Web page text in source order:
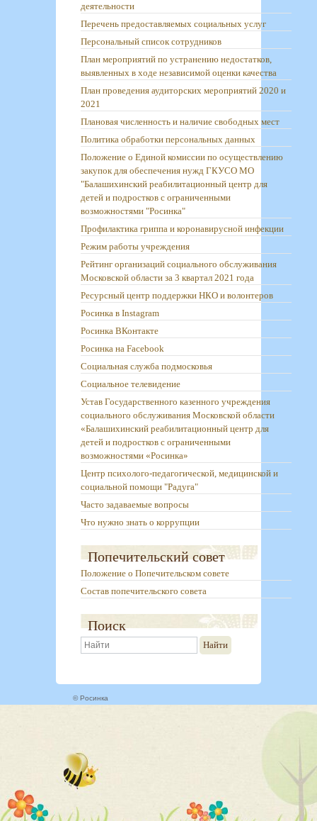
деятельности
Перечень предоставляемых социальных услуг
Персональный список сотрудников
План мероприятий по устранению недостатков,
выявленных в ходе независимой оценки качества
План проведения аудиторских мероприятий 2020 и
2021
Плановая численность и наличие свободных мест
Политика обработки персональных данных
Положение о Единой комиссии по осуществлению
закупок для обеспечения нужд ГКУСО МО
"Балашихинский реабилитационный центр для
детей и подростков с ограниченными
возможностями "Росинка"
Профилактика гриппа и коронавирусной инфекции
Режим работы учреждения
Рейтинг организаций социального обслуживания
Московской области за 3 квартал 2021 года
Ресурсный центр поддержки НКО и волонтеров
Росинка в Instagram
Росинка ВКонтакте
Росинка на Facebook
Социальная служба подмосковья
Социальное телевидение
Устав Государственного казенного учреждения
социального обслуживания Московской области
«Балашихинский реабилитационный центр для
детей и подростков с ограниченными
возможностями «Росинка»
Центр психолого-педагогической, медицинской и
социальной помощи "Радуга"
Часто задаваемые вопросы
Что нужно знать о коррупции
Попечительский совет
Положение о Попечительском совете
Состав попечительского совета
Поиск
Найти
© Росинка